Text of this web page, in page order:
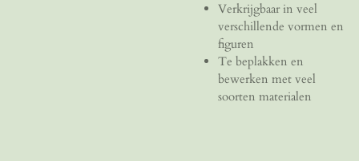
Verkrijgbaar in veel
verschillende vormen en
figuren
Te beplakken en
bewerken met veel
soorten materialen